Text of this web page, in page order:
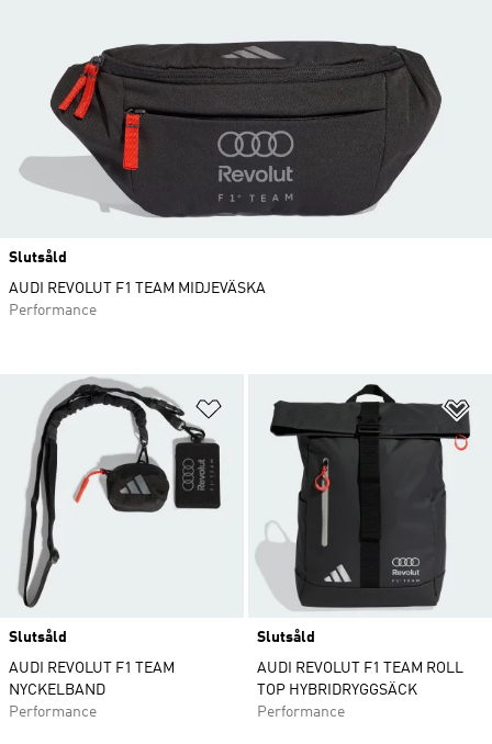
Lägg till på önskelistan
Slutsåld
AUDI REVOLUT F1 TEAM
NYCKELBAND
Performance
Slutsåld
AUDI REVOLUT F1 TEAM ROLL
TOP HYBRIDRYGGSÄCK
Performance
Slutsåld
AUDI REVOLUT F1 TEAM MIDJEVÄSKA
Performance